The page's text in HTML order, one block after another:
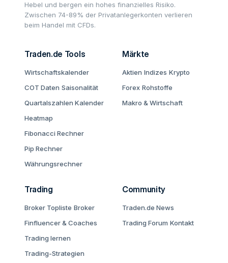
Hebel und bergen ein hohes finanzielles Risiko.
Zwischen 74-89% der Privatanlegerkonten verlieren
beim Handel mit CFDs.
Traden.de Tools
Wirtschaftskalender
COT Daten Saisonalität
Quartalszahlen Kalender
Heatmap
Fibonacci Rechner
Pip Rechner
Währungsrechner
Märkte
Aktien Indizes Krypto
Forex Rohstoffe
Makro & Wirtschaft
Trading
Broker Topliste Broker
Finfluencer & Coaches
Trading lernen
Trading-Strategien
Community
Traden.de News
Trading Forum Kontakt